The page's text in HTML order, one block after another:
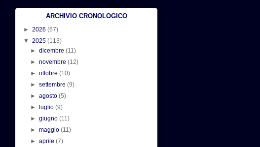
ARCHIVIO CRONOLOGICO
► 2026 (67)
▼ 2025 (113)
►dicembre(11)
►novembre(12)
►ottobre(10)
►settembre(9)
►agosto(5)
►
luglio(9)
►giugno(11)
►maggio(11)
►aprile(7)